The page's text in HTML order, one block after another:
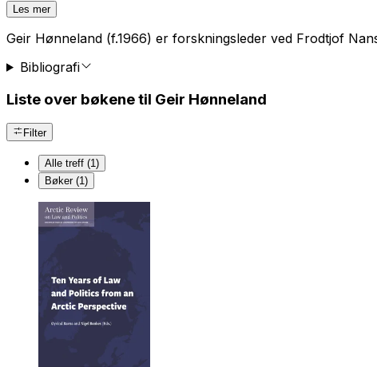
Les mer
Geir Hønneland (f.1966) er forskningsleder ved Frodtjof
Bibliografi
Liste over bøkene til Geir Hønneland
Filter
Alle treff (1)
Bøker (1)